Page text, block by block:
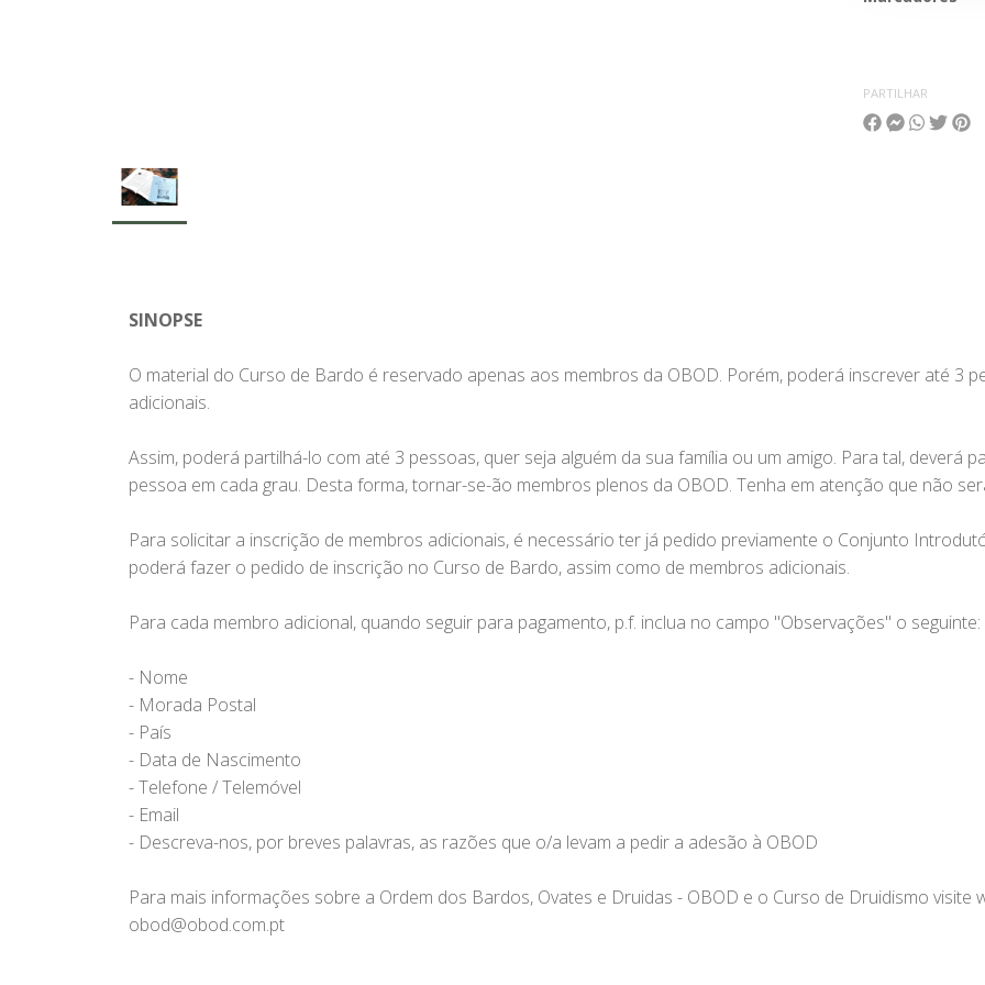
PARTILHAR
SINOPSE
O material do Curso de Bardo é reservado apenas aos membros da OBOD. Porém, poderá inscrever até 3
adicionais.
Assim, poderá partilhá-lo com até 3 pessoas, quer seja alguém da sua família ou um amigo. Para tal, deverá
pessoa em cada grau. Desta forma, tornar-se-ão membros plenos da OBOD. Tenha em atenção que não
Para solicitar a inscrição de membros adicionais, é necessário ter já pedido previamente o Conjunto
poderá fazer o pedido de inscrição no Curso de Bardo, assim como de membros adicionais.
Para cada membro adicional, quando seguir para pagamento, p.f. inclua no campo "Observações" o seguinte:
- Nome
- Morada Postal
- País
- Data de Nascimento
- Telefone / Telemóvel
- Email
- Descreva-nos, por breves palavras, as razões que o/a levam a pedir a adesão à OBOD
Para mais informações sobre a Ordem dos Bardos, Ovates e Druidas - OBOD e o Curso de Druidismo visite
obod@obod.com.pt